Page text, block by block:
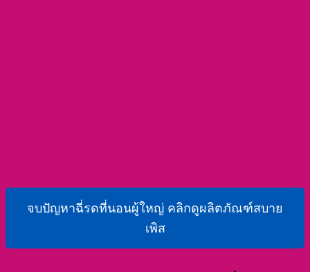
จบปัญหาฉี่รดที่นอนผู้ใหญ่ คลิกดูผลิตภัณฑ์สบาย
เพิส